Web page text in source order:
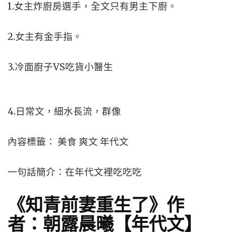
1.女主炸廚房選手，全文只有男主下廚。
2.女主有金手指。
3.冷面廚子VS吃貨小醫生
4.日常文，細水長流，群像
內容標籤： 美食 爽文 年代文
一句話簡介：在年代文裡吃吃吃
《知青前妻重生了》作
者：朝露晨曦【年代文】